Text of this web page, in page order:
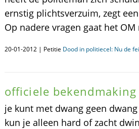
ernstig plichtsverzuim, zegt
Op nadere vragen gaat het
20-01-2012 | Petitie Dood in politiecel: Nu de
officiele
je kunt met dwang geen
kun je alleen hard of zacht